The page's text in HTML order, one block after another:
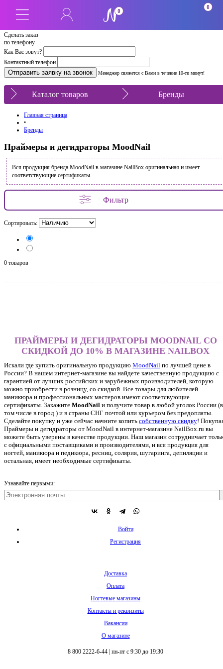
Сделать заказ
по телефону
Как Вас зовут?
Контактный телефон
Менеджер свяжется с Вами в течение 10-ти минут!
0
0
Каталог товаров Бренды
Главная страница
•
Бренды
Праймеры и дегидраторы MoodNail
Вся продукция бренда MoodNail в магазине NailBox оригинальная и имеет
соответствующие сертификаты.
Фильтр
Сортировать:
0 товаров
ПРАЙМЕРЫ И ДЕГИДРАТОРЫ MOODNAIL СО
СКИДКОЙ ДО 10% В МАГАЗИНЕ NAILBOX
Искали где купить оригинальную продукцию MoodNail по лучшей цене в
России? В нашем интернет-магазине вы найдете качественную продукцию с
гарантией от лучших российских и зарубежных производителей, которую
можно приобрести в розницу, со скидкой. Все товары для любителей
маникюра и профессиональных мастеров имеют соответсвующие
сертификаты. Закажите MoodNail и получите товар в любой уголок России (в
том числе в город ) и в страны СНГ почтой или курьером без предоплаты.
Сделайте покупку и уже сейчас начните копить собственную скидку!
Праймеры и дегидраторы от MoodNail в интернет-магазине NailBox.ru вы
можете быть уверены в качестве продукции. Наш магазин сотрудничает
с официальными поставщиками и производителями, и вся продукция для
ногтей, маникюра и педикюра, ресниц, солярия, шугаринга, депиляции и
остальная, имеет необходимые сертификаты.
Узнавайте первыми:
Войти
Регистрация
Доставка
Оплата
Ногтевые магазины
Контакты и реквизиты
Вакансии
О магазине
8 800 2222-6-44 пн-пт с 9:30 до 19:30